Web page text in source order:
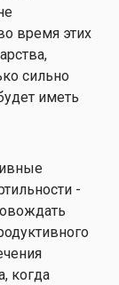
время этих
сильно
иметь
-
когда